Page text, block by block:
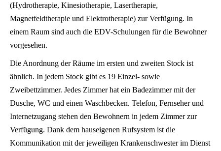
(Hydrotherapie, Kinesiotherapie, Lasertherapie,
Magnetfeldtherapie und Elektrotherapie) zur Verfügung. In
einem Raum sind auch die EDV-Schulungen für die Bewohner
vorgesehen.
Die Anordnung der Räume im ersten und zweiten Stock ist
ähnlich. In jedem Stock gibt es 19 Einzel- sowie
Zweibettzimmer. Jedes Zimmer hat ein Badezimmer mit der
Dusche, WC und einen Waschbecken. Telefon, Fernseher und
Internetzugang stehen den Bewohnern in jedem Zimmer zur
Verfügung. Dank dem hauseigenen Rufsystem ist die
Kommunikation mit der jeweiligen Krankenschwester im Dienst